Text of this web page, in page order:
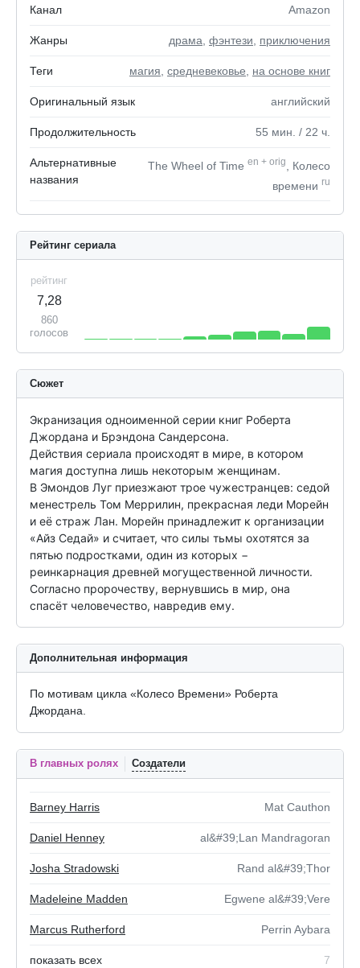
Канал Amazon
Жанры драма фэнтези приключения
Теги магия средневековье на основе книг
Оригинальный язык английский
Продолжительность 55 мин. / 22 ч.
Альтернативные
названия
The Wheel of Time en + orig
, Колесо
времени ru
Рейтинг сериала
рейтинг
7,28
860
голосов
Сюжет
Экранизация одноименной серии книг Роберта
Джордана и Брэндона Сандерсона.
Действия сериала происходят в мире, в котором
магия доступна лишь некоторым женщинам.
В Эмондов Луг приезжают трое чужестранцев: седой
менестрель Том Меррилин, прекрасная леди Морейн
и её страж Лан. Морейн принадлежит к организации
«Айз Седай» и считает, что силы тьмы охотятся за
пятью подростками, один из которых −
реинкарнация древней могущественной личности.
Согласно пророчеству, вернувшись в мир, она
спасёт человечество, навредив ему.
Дополнительная информация
По мотивам цикла «Колесо Времени» Роберта
Джордана.
В главных ролях Создатели
Barney Harris Mat Cauthon
Daniel Henney al&#39;Lan Mandragoran
Josha Stradowski Rand al&#39;Thor
Madeleine Madden Egwene al&#39;Vere
Marcus Rutherford Perrin Aybara
показать всех 7